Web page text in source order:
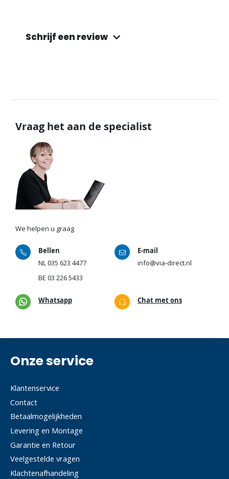
Schrijf een review
Vraag het aan de specialist
We helpen u graag
Bellen
NL 035 623 4477
BE 03 226 5433
E-mail
info@via-direct.nl
Whatsapp Chat met ons
Onze service
Klantenservice
Contact
Betaalmogelijkheden
Levering en Montage
Garantie en Retour
Veelgestelde vragen
Klachtenafhandeling